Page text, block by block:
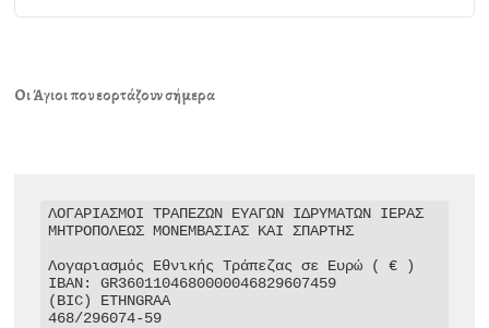
Οι Άγιοι που εορτάζουν σήμερα
ΛΟΓΑΡΙΑΣΜΟΙ ΤΡΑΠΕΖΩΝ ΕΥΑΓΩΝ ΙΔΡΥΜΑΤΩΝ ΙΕΡΑΣ
ΜΗΤΡΟΠΟΛΕΩΣ ΜΟΝΕΜΒΑΣΙΑΣ ΚΑΙ ΣΠΑΡΤΗΣ
Λογαριασμός Εθνικής Τράπεζας σε Ευρώ ( € )
IBAN: GR3601104680000046829607459
(BIC) ETHNGRAA
468/296074-59